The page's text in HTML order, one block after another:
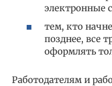
электронные
тем, кто
позднее, все
оформлять
Работодателям и